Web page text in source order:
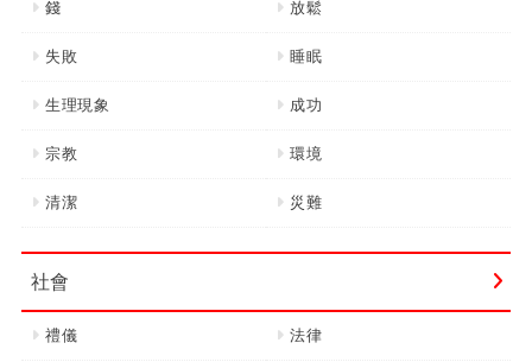
錢 放鬆
失敗 睡眠
生理現象 成功
宗教 環境
清潔 災難
社會
禮儀 法律